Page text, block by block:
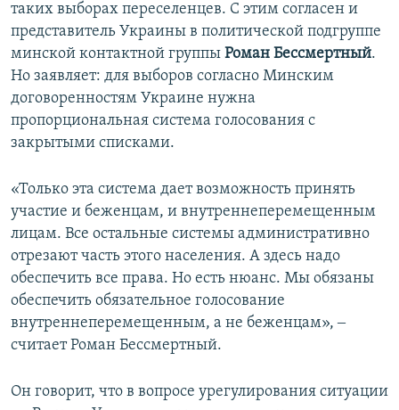
таких выборах переселенцев. С этим согласен и
представитель Украины в политической подгруппе
минской контактной группы Роман Бессмертный.
Но заявляет: для выборов согласно Минским
договоренностям Украине нужна
пропорциональная система голосования с
закрытыми списками.
«Только эта система дает возможность принять
участие и беженцам, и внутреннеперемещенным
лицам. Все остальные системы административно
отрезают часть этого населения. А здесь надо
обеспечить все права. Но есть нюанс. Мы обязаны
обеспечить обязательное голосование
внутреннеперемещенным, а не беженцам», ‒
считает Роман Бессмертный.
Он говорит, что в вопросе урегулирования ситуации